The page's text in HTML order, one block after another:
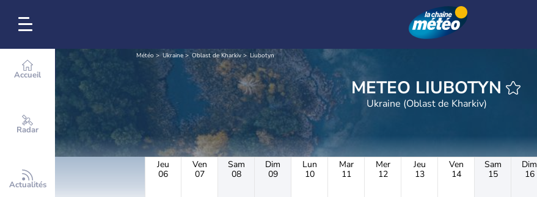
Accueil
Radar
Actualités
Météo Ukraine Oblast de Kharkiv Liubotyn
METEO LIUBOTYN
Ukraine (Oblast de Kharkiv)
Jeu
06
Ven
07
Sam
08
Dim
09
Lun
10
Mar
11
Mer
12
Jeu
13
Ven
14
Sam
15
Dim
16